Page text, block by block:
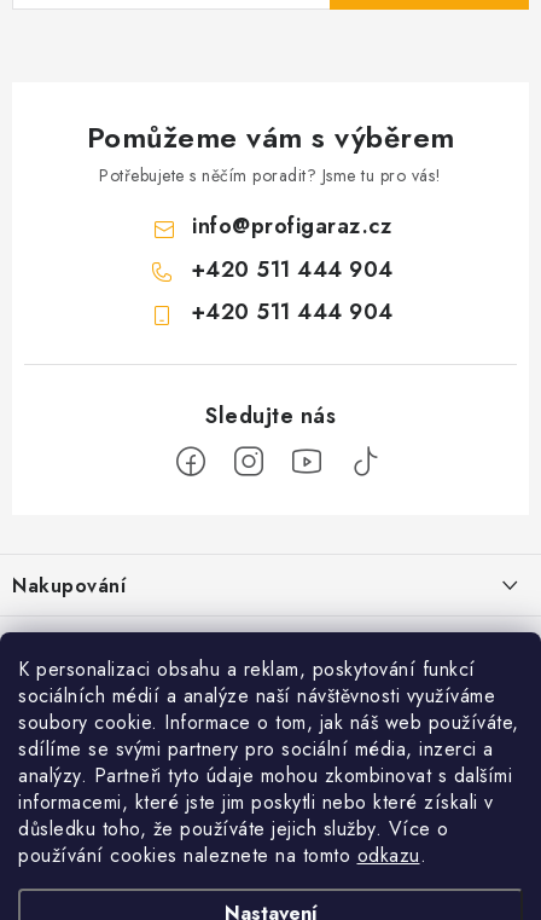
K personalizaci obsahu a reklam, poskytování funkcí
sociálních médií a analýze naší návštěvnosti využíváme
soubory cookie. Informace o tom, jak náš web používáte,
sdílíme se svými partnery pro sociální média, inzerci a
analýzy. Partneři tyto údaje mohou zkombinovat s dalšími
informacemi, které jste jim poskytli nebo které získali v
důsledku toho, že používáte jejich služby. Více o
používání cookies naleznete na tomto odkazu.
Nastavení
Pomůžeme vám s výběrem
Potřebujete s něčím poradit? Jsme tu pro vás!
info@profigaraz.cz
+420 511 444 904
+420 511 444 904
p
a
Nakupování
Jak nakupovat
Obchodní podmínky
Doprava a platba
Cookies
Ochrana osobních údajú
Jak funguje Zásilkovna?
Reklamace / vrácení zboží
Použití Dárkové poukázky
O nás
Kontakty
Příběh Profigaráže
Služby
Velkoobchod Profigaráž.sk Zboží.cz Heureka.cz